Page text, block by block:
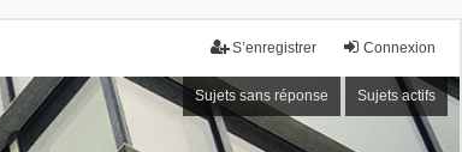
Connexion
S’enregistrer
Sujets sans réponse Sujets actifs